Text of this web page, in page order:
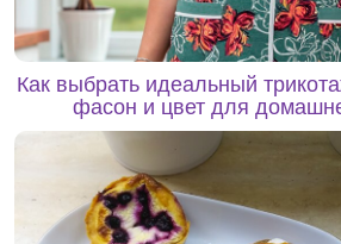
Как выбрать идеальный
фасон и цвет для